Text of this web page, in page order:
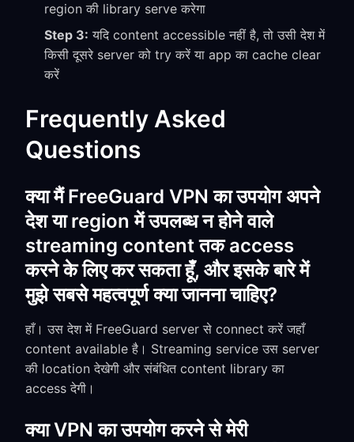
region की library serve करेगा
Step 3: यदि content accessible नहीं है, तो उसी देश में
किसी दूसरे server को try करें या app का cache clear
करें
Frequently Asked
Questions
क्या मैं FreeGuard VPN का उपयोग अपने
देश या region में उपलब्ध न होने वाले
streaming content तक access
करने के लिए कर सकता हूँ, और इसके बारे में
मुझे सबसे महत्वपूर्ण क्या जानना चाहिए?
हाँ। उस देश में FreeGuard server से connect करें जहाँ
content available है। Streaming service उस server
की location देखेगी और संबंधित content library का
access देगी।
क्या VPN का उपयोग करने से मेरी